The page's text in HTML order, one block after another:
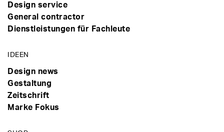
Design service
General contractor
Dienstleistungen für Fachleute
IDEEN
Design news
Gestaltung
Zeitschrift
Marke Fokus